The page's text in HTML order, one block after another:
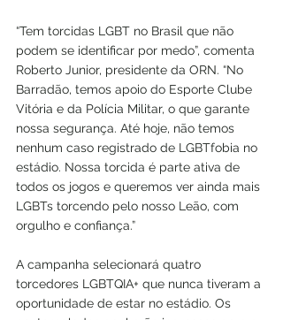
“Tem torcidas LGBT no Brasil que não
podem se identificar por medo”, comenta
Roberto Junior, presidente da ORN. “No
Barradão, temos apoio do Esporte Clube
Vitória e da Polícia Militar, o que garante
nossa segurança. Até hoje, não temos
nenhum caso registrado de LGBTfobia no
estádio. Nossa torcida é parte ativa de
todos os jogos e queremos ver ainda mais
LGBTs torcendo pelo nosso Leão, com
orgulho e confiança.”
A campanha selecionará quatro
torcedores LGBTQIA+ que nunca tiveram a
oportunidade de estar no estádio. Os